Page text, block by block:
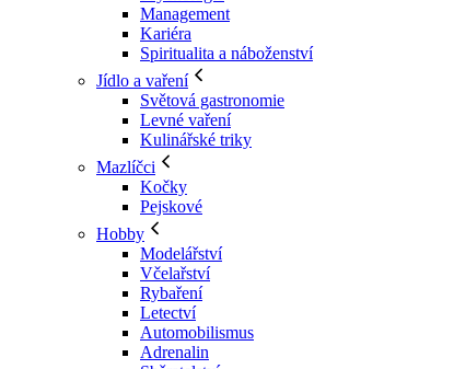
Management
Kariéra
Spiritualita a náboženství
Jídlo a vaření
Světová gastronomie
Levné vaření
Kulinářské triky
Mazlíčci
Kočky
Pejskové
Hobby
Modelářství
Včelařství
Rybaření
Letectví
Automobilismus
Adrenalin